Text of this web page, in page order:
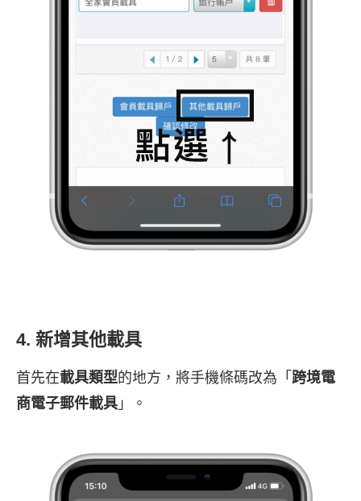
4. 新增其他載具
首先在載具類型的地方，將手機條碼改為「 跨境電
商電子郵件載具 」。